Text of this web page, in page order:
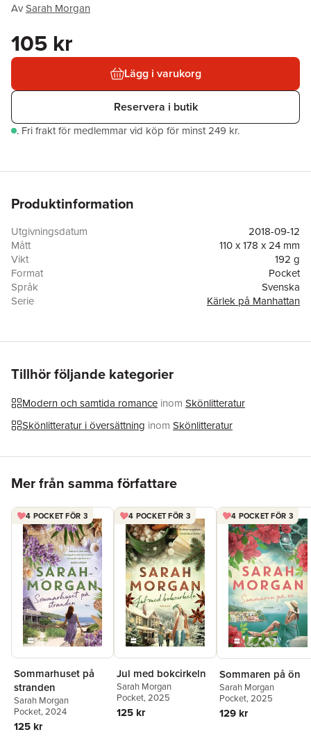
AvSarah Morgan
105 kr
Lägg i varukorg
Reservera i butik
. Fri frakt för medlemmar vid köp för minst 249 kr.
Produktinformation
Utgivningsdatum
2018-09-12
Mått
110 x 178 x 24 mm
Vikt
192 g
Format
Pocket
Språk
Svenska
Serie
Kärlek på Manhattan
ISBN
9789150941456
Översättare
Tillhör följande kategorier
Modern och samtida romance inom Skönlitteratur
Skönlitteratur i översättning inom Skönlitteratur
Mer från samma författare
4 POCKET FÖR 3
Sommarhuset på
stranden
Sarah Morgan
Pocket, 2024
125 kr
4 POCKET FÖR 3
Jul med bokcirkeln
Sarah Morgan
Pocket, 2025
125 kr
4 POCKET FÖR 3
Sommaren på ön
Sarah Morgan
Pocket, 2025
129 kr